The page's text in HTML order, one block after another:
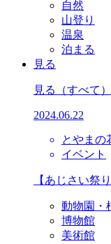
自然
山登り
温泉
泊まる
見る
見る （すべて）
2024.06.22
とやまの
イベント
【あじさい祭
動物園・
博物館
美術館